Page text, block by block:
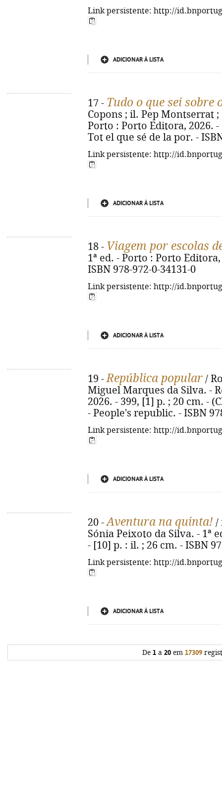
Link persistente: http://
ADICIONAR À LISTA
17 - Tudo o que sei sobre
Copons ; il. Pep Montserrat ;
Porto : Porto Editora, 2026.
Tot el que sé de la por. -
Link persistente: http://
ADICIONAR À LISTA
18 - Viagem por escolas
1ª ed. - Porto : Porto
ISBN 978-972-0-34131-0
Link persistente: http://
ADICIONAR À LISTA
19 -República popular /
Miguel Marques da Silva. -
2026. - 399, [1] p. ; 20 cm. -
- People's republic. - ISBN
Link persistente: http://
ADICIONAR À LISTA
20 -Aventura na quinta! /
Sónia Peixoto da Silva. - 1ª
- [10] p. : il. ; 26 cm. - ISBN
Link persistente: http://
ADICIONAR À LISTA
De 1 a 20 em 17309